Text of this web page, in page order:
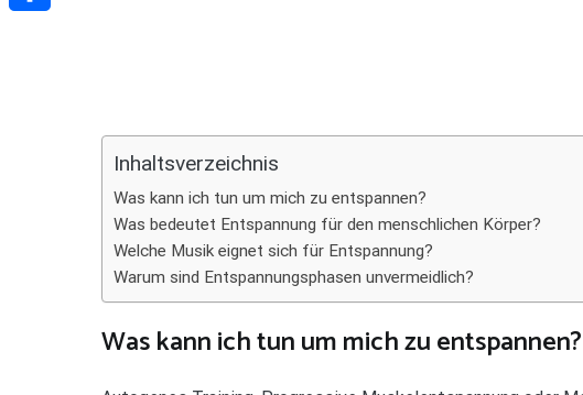
Inhaltsverzeichnis
Was kann ich tun um mich zu entspannen?
Was bedeutet Entspannung für den menschlichen Körper?
Welche Musik eignet sich für Entspannung?
Warum sind Entspannungsphasen unvermeidlich?
Was kann ich tun um mich zu entspannen?